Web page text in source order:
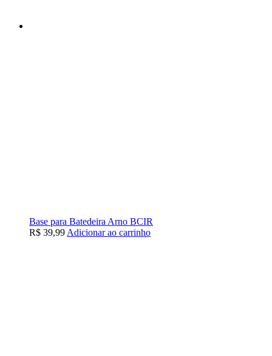
Base para Batedeira Arno BCIR
R$ 39,99 Adicionar ao carrinho